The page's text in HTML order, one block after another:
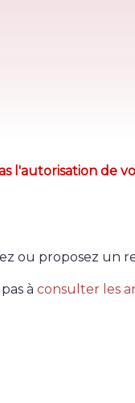
l'autorisation de
ou proposez un
à consulter les